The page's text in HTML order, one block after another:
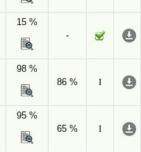
15 %
-
98 %
86 %
I
95 %
65 %
I